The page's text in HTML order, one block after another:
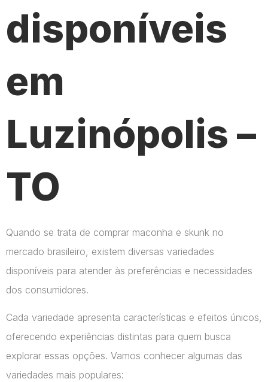
disponíveis
em
Luzinópolis –
TO
Quando se trata de comprar maconha e skunk no
mercado brasileiro, existem diversas variedades
disponíveis para atender às preferências e necessidades
dos consumidores.
Cada variedade apresenta características e efeitos únicos,
oferecendo experiências distintas para quem busca
explorar essas opções. Vamos conhecer algumas das
variedades mais populares: